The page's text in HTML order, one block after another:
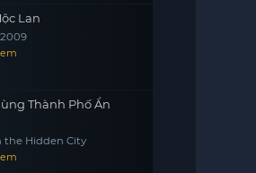
Lan
Thành Phố Ẩn
the Hidden City